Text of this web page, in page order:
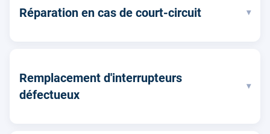
Réparation en cas de court-circuit ▾
Remplacement d'interrupteurs
défectueux
▾